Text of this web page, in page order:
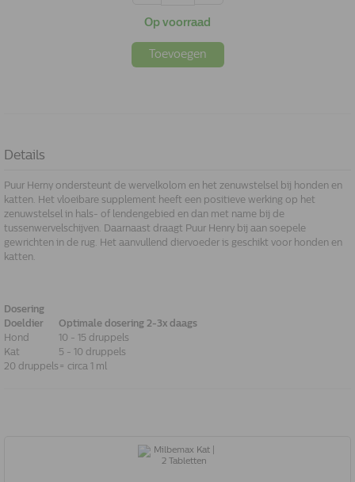
Op voorraad
Toevoegen
Details
Puur Herny ondersteunt de wervelkolom en het zenuwstelsel bij honden en
katten. Het vloeibare supplement heeft een positieve werking op het
zenuwstelsel in hals- of lendengebied en dan met name bij de
tussenwervelschijven. Daarnaast draagt Puur Henry bij aan soepele
gewrichten in de rug. Het aanvullend diervoeder is geschikt voor honden en
katten.
Dosering
Doeldier
Optimale dosering 2-3x daags
Hond
10 - 15 druppels
Kat
5 - 10 druppels
20 druppels = circa 1 ml